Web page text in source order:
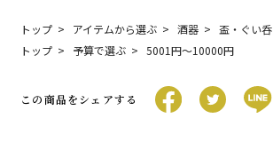
トップ アイテムから選ぶ 酒器
盃・ぐい呑
トップ
予算で選ぶ 5001円〜10000円
この商品をシェアする